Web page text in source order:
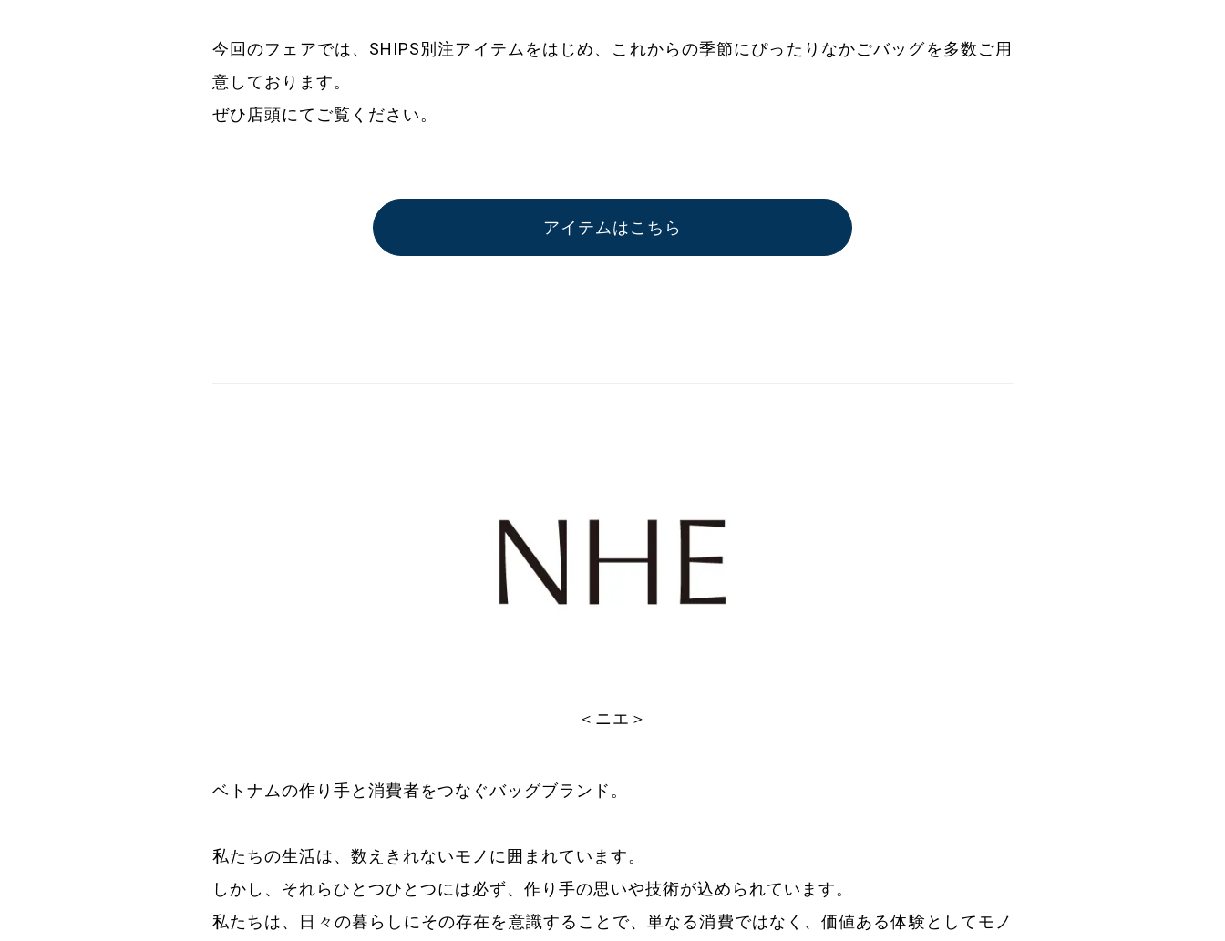
今回のフェアでは、SHIPS別注アイテムをはじめ、これからの季節にぴったりなかごバッグを多数ご用
意しております。
ぜひ店頭にてご覧ください。
アイテムはこちら
＜ニエ＞
ベトナムの作り手と消費者をつなぐバッグブランド。
私たちの生活は、数えきれないモノに囲まれています。
しかし、それらひとつひとつには必ず、作り手の思いや技術が込められています。
私たちは、日々の暮らしにその存在を意識することで、単なる消費ではなく、価値ある体験としてモノ